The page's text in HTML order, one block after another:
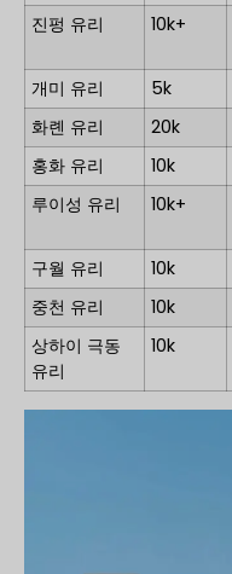
진펑 유리 10k+
개미 유리 5k
화롄 유리
20k
홍화 유리
10k
루이성 유리
10k+
구월 유리 10k
중천 유리
10k
상하이 극동
유리
10k